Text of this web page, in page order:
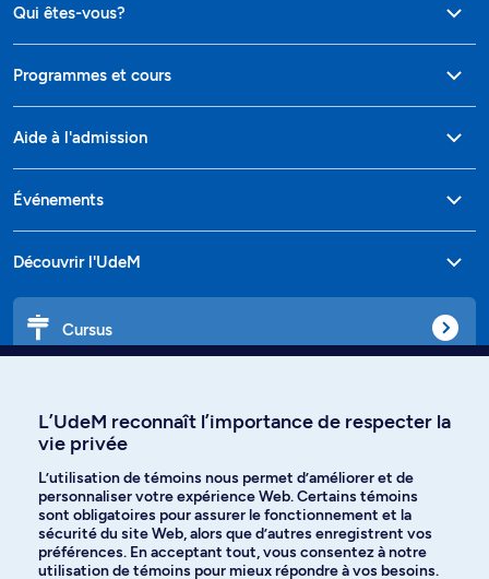
Qui êtes-vous?
Programmes et cours
Aide à l'admission
Événements
Découvrir l'UdeM
Cursus
Langues
Facebook Instagram
L’UdeM reconnaît l’importance de respecter la
vie privée
L’utilisation de témoins nous permet d’améliorer et de
personnaliser votre expérience Web. Certains témoins
sont obligatoires pour assurer le fonctionnement et la
sécurité du site Web, alors que d’autres enregistrent vos
préférences. En acceptant tout, vous consentez à notre
utilisation de témoins pour mieux répondre à vos besoins.